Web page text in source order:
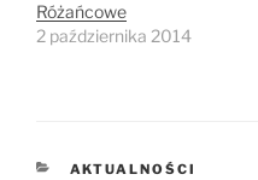
Różańcowe
2 października 2014
KATEGORIE
AKTUALNOŚCI